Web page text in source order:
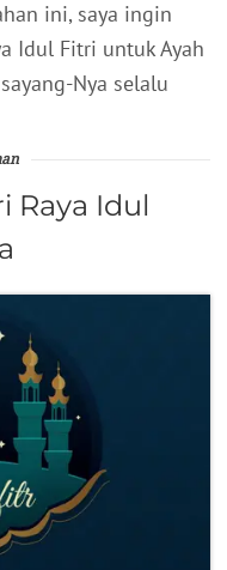
ini, saya ingin
Idul Fitri untuk Ayah
Nya selalu
Raya Idul